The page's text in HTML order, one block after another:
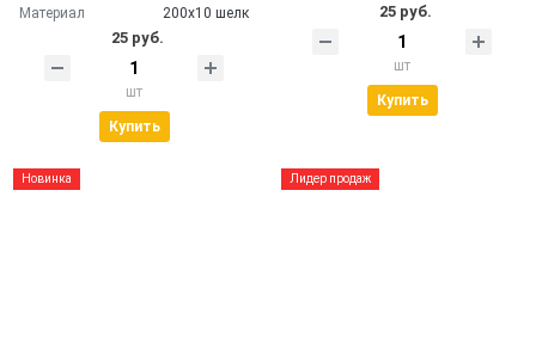
Материал 200х10 шелк
25 руб.
шт
Купить
25 руб.
шт
Купить
Новинка Лидер продаж